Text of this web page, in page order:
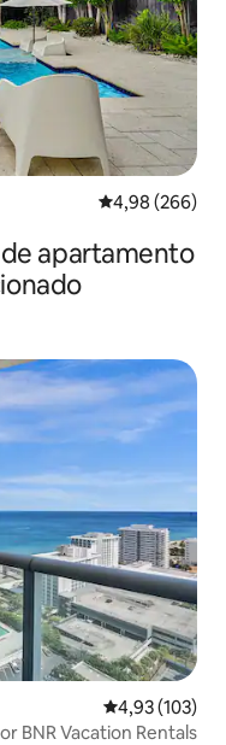
4,98 de uma
4,98 (266)
apartamento
4,93 de uma
4,93 (103)
BNR Vacation Rentals